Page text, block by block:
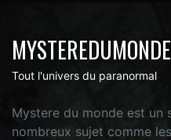
MYSTEREDUMONDE
Tout l'univers du paranormal
Mystere du monde est un
nombreux sujet comme